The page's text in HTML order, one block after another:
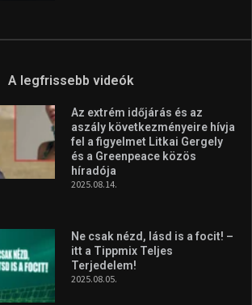
A legfrissebb videók
Az extrém időjárás és az
aszály következményeire hívja
fel a figyelmet Litkai Gergely
és a Greenpeace közös
híradója
2025.08.14.
Ne csak nézd, lásd is a focit! –
itt a Tippmix Teljes
Terjedelem!
2025.08.05.